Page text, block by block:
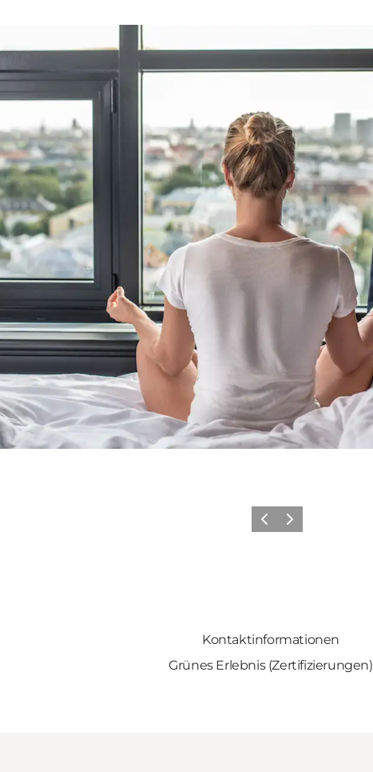
ZurückWeiter
Kontaktinformationen
Grünes Erlebnis (Zertifizierungen)